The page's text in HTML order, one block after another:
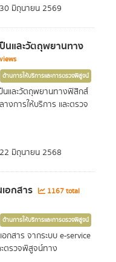
มิถุนายน 2569
นและวัตถุพยานทาง
ด้านการให้บริการและการตรวจพิสูจน์
และวัตถุพยานทางฟิสิกส์
งการให้บริการ และตรวจ
มิถุนายน 2568
อกสาร
1167 total
ด้านการให้บริการและการตรวจพิสูจน์
สาร จากระบบ e-service
ะตรวจพิสูจน์ทาง